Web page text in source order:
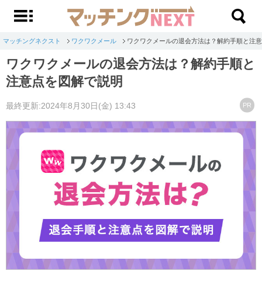
マッチングネクスト ワクワクメール ワクワクメールの退会方法は？解約手順と注
ワクワクメールの退会方法は？解約手順と
注意点を図解で説明
最終更新:2024年8月30日(金) 13:43 PR